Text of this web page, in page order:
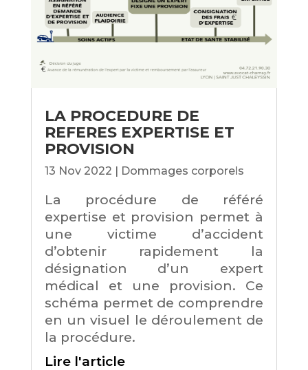
LA PROCEDURE DE
REFERES EXPERTISE ET
PROVISION
13 Nov 2022 Dommages corporels
La procédure de référé
expertise et provision permet à
une victime d’accident
d’obtenir rapidement la
désignation d’un expert
médical et une provision. Ce
schéma permet de comprendre
en un visuel le déroulement de
la procédure.
Lire l'article